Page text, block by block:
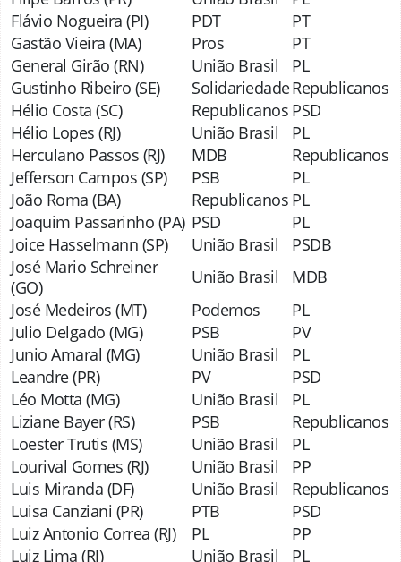
Flávio Nogueira (PI)
PDT
PT
Gastão Vieira (MA)
Pros
PT
General Girão (RN)
União Brasil
PL
Gustinho Ribeiro (SE)
SolidariedadeRepublicanos
Hélio Costa (SC)
Republicanos PSD
Hélio Lopes (RJ)
União Brasil
PL
Herculano Passos (RJ)
MDB
Republicanos
Jefferson Campos (SP)
PSB
PL
João Roma (BA)
Republicanos PL
Joaquim Passarinho (PA) PSD
PL
Joice Hasselmann (SP)
União Brasil
PSDB
José Mario Schreiner
(GO)
União Brasil
MDB
José Medeiros (MT)
Podemos
PL
Julio Delgado (MG)
PSB
PV
Junio Amaral (MG)
União Brasil
PL
Leandre (PR)
PV
PSD
Léo Motta (MG)
União Brasil
PL
Liziane Bayer (RS)
PSB
Republicanos
Loester Trutis (MS)
União Brasil
PL
Lourival Gomes (RJ)
União Brasil
PP
Luis Miranda (DF)
União Brasil
Republicanos
Luisa Canziani (PR)
PTB
PSD
Luiz Antonio Correa (RJ)
PL
PP
Luiz Lima (RJ)
União Brasil
PL